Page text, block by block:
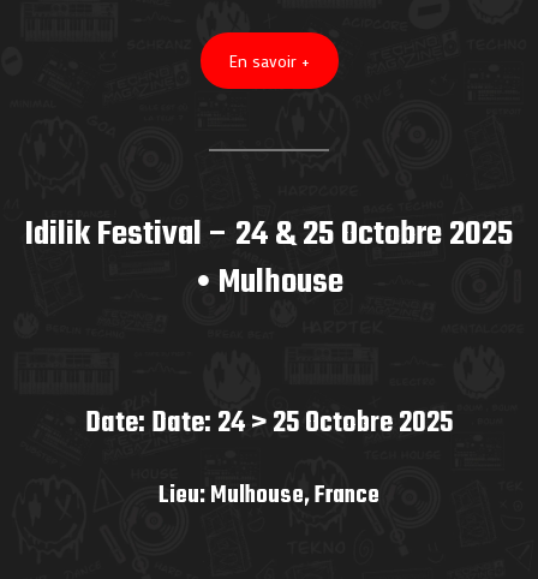
En savoir +
Idilik Festival – 24 & 25 Octobre 2025
• Mulhouse
Date: Date: 24 > 25 Octobre 2025
Lieu: Mulhouse, France